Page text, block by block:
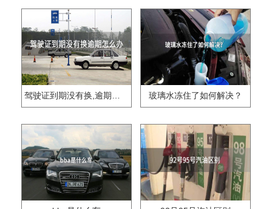
驾驶证到期没有换,逾期怎么办?? 玻璃水冻住了如何解决？